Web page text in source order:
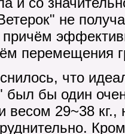
не
причём
перемещения
что
был бы один
весом 29~38